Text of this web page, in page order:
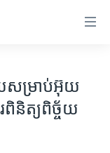
សម្រាប់​អ៊ុយ
រ​ពិនិត្យ​ពិច្ច័យ​